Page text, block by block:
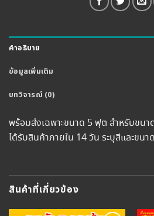
คำอธิบาย
ข้อมูลเพิ่มเติม
บทวิจารณ์ (0)
พร้อมส่งเฉพาะขนาด 5 ฟุต สำหรับขน
ได้รับสินค้าภายใน 14 วัน ระบุสีและขนา
สินค้าที่เกี่ยวข้อง